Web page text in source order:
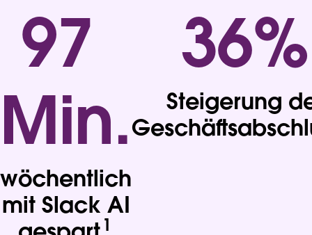
97
Min.
wöchentlich
mit Slack AI
1
36%
Steigerung